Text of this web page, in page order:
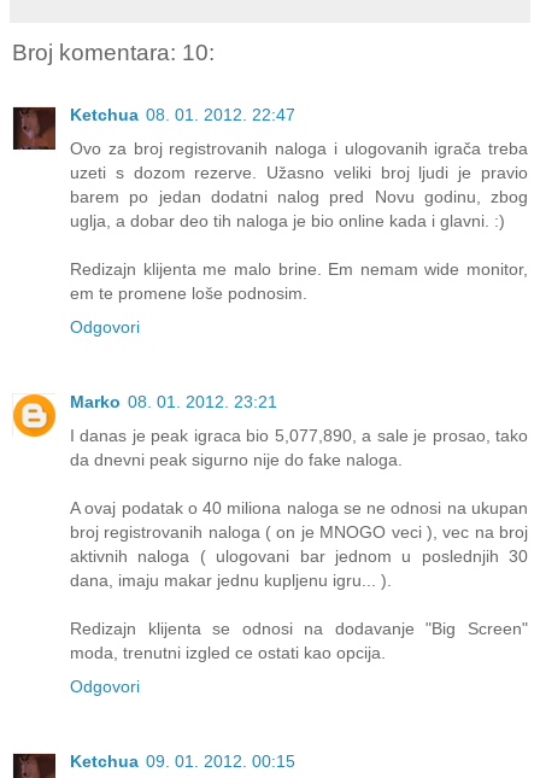
Broj komentara: 10:
Ketchua 08. 01. 2012. 22:47
Ovo za broj registrovanih naloga i ulogovanih igrača treba
uzeti s dozom rezerve. Užasno veliki broj ljudi je pravio
barem po jedan dodatni nalog pred Novu godinu, zbog
uglja, a dobar deo tih naloga je bio online kada i glavni. :)
Redizajn klijenta me malo brine. Em nemam wide monitor,
em te promene loše podnosim.
Odgovori
Marko 08. 01. 2012. 23:21
I danas je peak igraca bio 5,077,890, a sale je prosao, tako
da dnevni peak sigurno nije do fake naloga.
A ovaj podatak o 40 miliona naloga se ne odnosi na ukupan
broj registrovanih naloga ( on je MNOGO veci ), vec na broj
aktivnih naloga ( ulogovani bar jednom u poslednjih 30
dana, imaju makar jednu kupljenu igru... ).
Redizajn klijenta se odnosi na dodavanje "Big Screen"
moda, trenutni izgled ce ostati kao opcija.
Odgovori
Ketchua 09. 01. 2012. 00:15